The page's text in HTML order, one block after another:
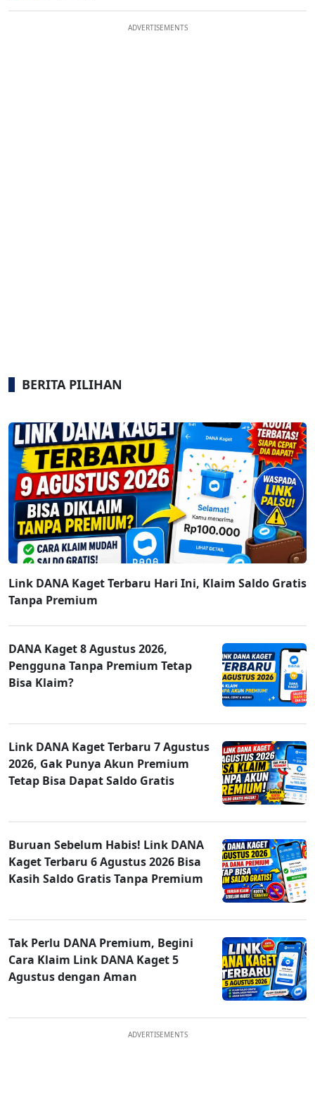
ADVERTISEMENTS
BERITA PILIHAN
Link DANA Kaget Terbaru Hari Ini, Klaim Saldo Gratis
Tanpa Premium
DANA Kaget 8 Agustus 2026,
Pengguna Tanpa Premium Tetap
Bisa Klaim?
Link DANA Kaget Terbaru 7 Agustus
2026, Gak Punya Akun Premium
Tetap Bisa Dapat Saldo Gratis
Buruan Sebelum Habis! Link DANA
Kaget Terbaru 6 Agustus 2026 Bisa
Kasih Saldo Gratis Tanpa Premium
Tak Perlu DANA Premium, Begini
Cara Klaim Link DANA Kaget 5
Agustus dengan Aman
ADVERTISEMENTS